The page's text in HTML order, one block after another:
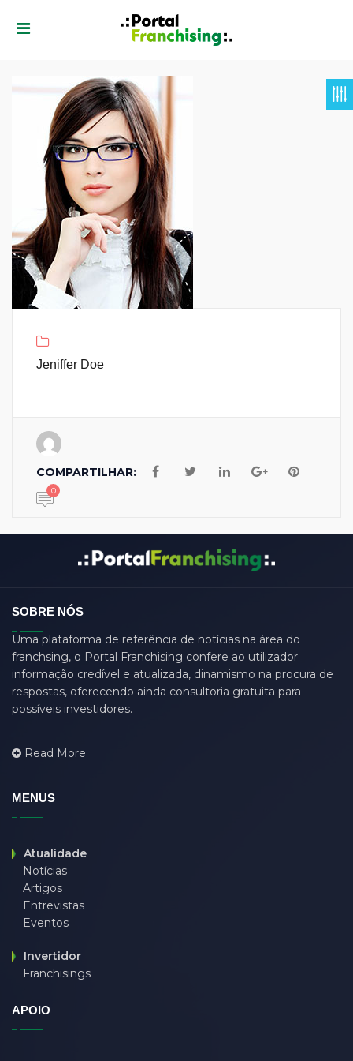
Jeniffer Doe
COMPARTILHAR:
0
SOBRE NÓS
Uma plataforma de referência de notícias na área do
franchsing, o Portal Franchising confere ao utilizador
informação credível e atualizada, dinamismo na procura de
respostas, oferecendo ainda consultoria gratuita para
possíveis investidores.
Read More
MENUS
Atualidade
Notícias
Artigos
Entrevistas
Eventos
Invertidor
Franchisings
APOIO